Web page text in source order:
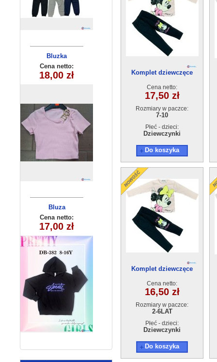
Bluzka
dziecięca
180626-20(4-14)
6szt
Cena netto:
18,00 zł
Bluza
dziecięca
290525-DB382
(8-16) 10szt
Cena netto:
17,00 zł
Komplet
dziewczęcy
(3-10) 5szt
Cena netto:
20,00 zł
Bluzka
dziecięca
180626-25(4-14)
6szt
Cena netto:
18,00 zł
Komplet dziewczęce
Cena netto:
17,50 zł
Rozmiary w paczce:
7-10
Płeć - dzieci:
Dziewczynki
Do koszyka
Komplet dziewczęce
Cena netto:
16,50 zł
Rozmiary w paczce:
2-6LAT
Płeć - dzieci:
Dziewczynki
Do koszyka